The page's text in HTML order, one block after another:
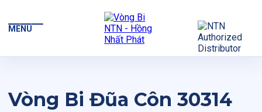
MENU
Vòng Bi Đũa Côn 30314